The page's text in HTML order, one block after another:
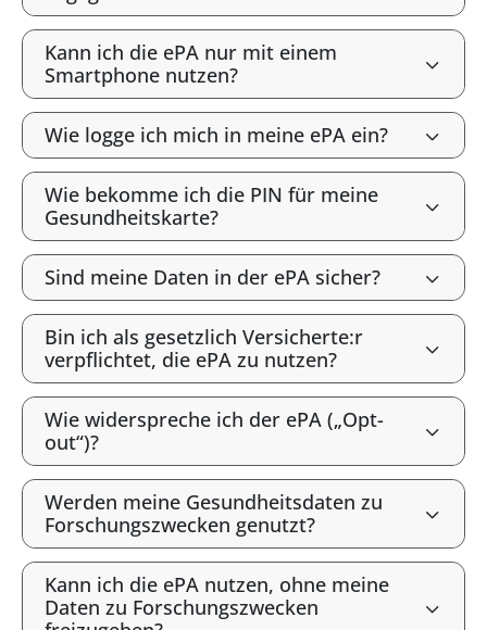
Kann ich die ePA nur mit einem
Smartphone nutzen?
Wie logge ich mich in meine ePA ein?
Wie bekomme ich die PIN für meine
Gesundheitskarte?
Sind meine Daten in der ePA sicher?
Bin ich als gesetzlich Versicherte:r
verpflichtet, die ePA zu nutzen?
Wie widerspreche ich der ePA („Opt-
out“)?
Werden meine Gesundheitsdaten zu
Forschungszwecken genutzt?
Kann ich die ePA nutzen, ohne meine
Daten zu Forschungszwecken